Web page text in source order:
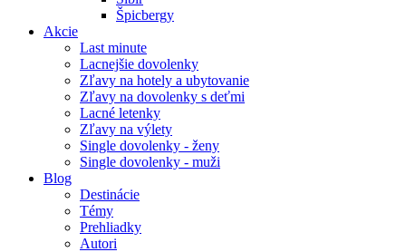
Špicbergy
Akcie
Last minute
Lacnejšie dovolenky
Zľavy na hotely a ubytovanie
Zľavy na dovolenky s deťmi
Lacné letenky
Zľavy na výlety
Single dovolenky - ženy
Single dovolenky - muži
Blog
Destinácie
Témy
Prehliadky
Autori